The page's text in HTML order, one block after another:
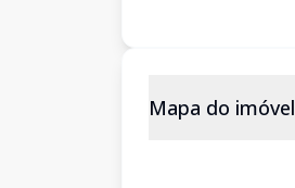
Mapa do imóvel